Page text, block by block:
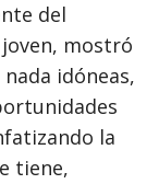
del
joven, mostró
idóneas,
la
tiene,